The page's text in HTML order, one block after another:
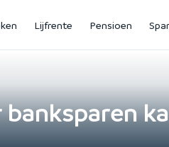
Lijfrente Pensioen